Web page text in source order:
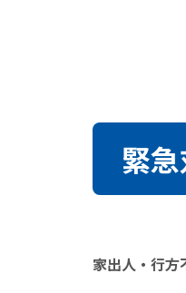
緊
家出人・行方